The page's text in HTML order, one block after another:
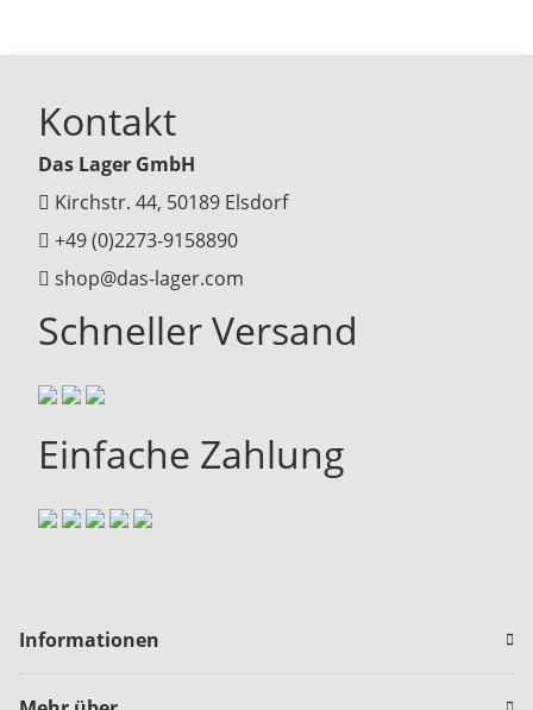
Kontakt
Das Lager GmbH
Kirchstr. 44, 50189 Elsdorf
+49 (0)2273-9158890
shop@das-lager.com
Schneller Versand
Einfache Zahlung
Informationen